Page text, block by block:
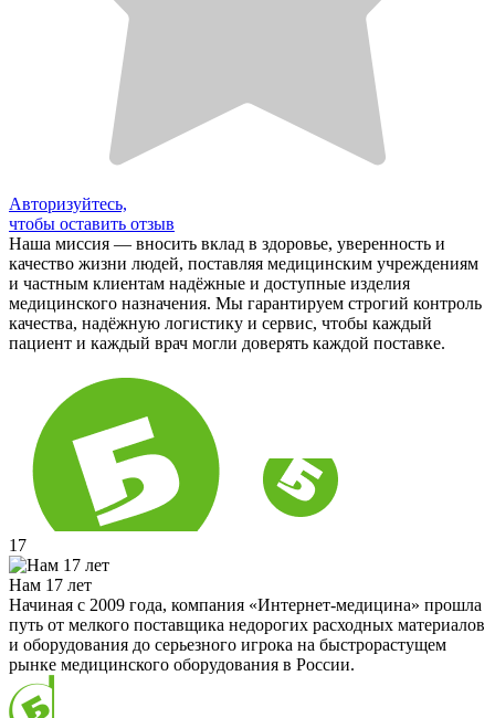
Авторизуйтесь,
чтобы оставить отзыв
Наша миссия — вносить вклад в здоровье, уверенность и
качество жизни людей, поставляя медицинским учреждениям
и частным клиентам надёжные и доступные изделия
медицинского назначения. Мы гарантируем строгий контроль
качества, надёжную логистику и сервис, чтобы каждый
пациент и каждый врач могли доверять каждой поставке.
17
Нам 17 лет
Начиная с 2009 года, компания «Интернет-медицина» прошла
путь от мелкого поставщика недорогих расходных материалов
и оборудования до серьезного игрока на быстрорастущем
рынке медицинского оборудования в России.